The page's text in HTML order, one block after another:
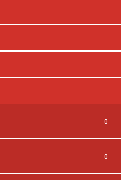
0
0